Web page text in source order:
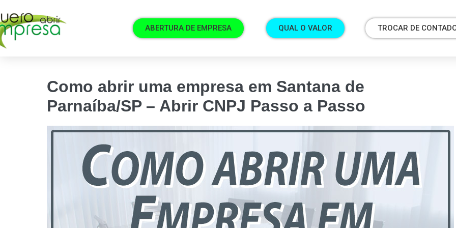
ABERTURA DE EMPRESA QUAL O VALOR TROCAR DE
Como abrir uma empresa em Santana de
Parnaíba/SP – Abrir CNPJ Passo a Passo